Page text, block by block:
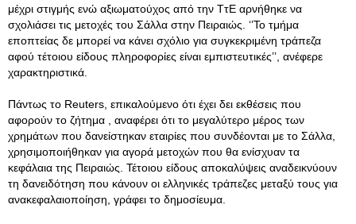
μέχρι στιγμής ενώ αξιωματούχος από την ΤτΕ αρνήθηκε να
σχολιάσει τις μετοχές του Σάλλα στην Πειραιώς. ‘’Το τμήμα
εποπτείας δε μπορεί να κάνει σχόλιο για συγκεκριμένη τράπεζα
αφού τέτοιου είδους πληροφορίες είναι εμπιστευτικές’’, ανέφερε
χαρακτηριστικά.
Πάντως το Reuters, επικαλούμενο ότι έχει δει εκθέσεις που
αφορούν το ζήτημα , αναφέρει ότι το μεγαλύτερο μέρος των
χρημάτων που δανείστηκαν εταιρίες που συνδέονται με το Σάλλα,
χρησιμοποιήθηκαν για αγορά μετοχών που θα ενίσχυαν τα
κεφάλαια της Πειραιώς. Τέτοιου είδους αποκαλύψεις αναδεικνύουν
τη δανειδότηση που κάνουν οι ελληνικές τράπεζες μεταξύ τους για
ανακεφαλαιοποίηση, γράφει το δημοσίευμα.